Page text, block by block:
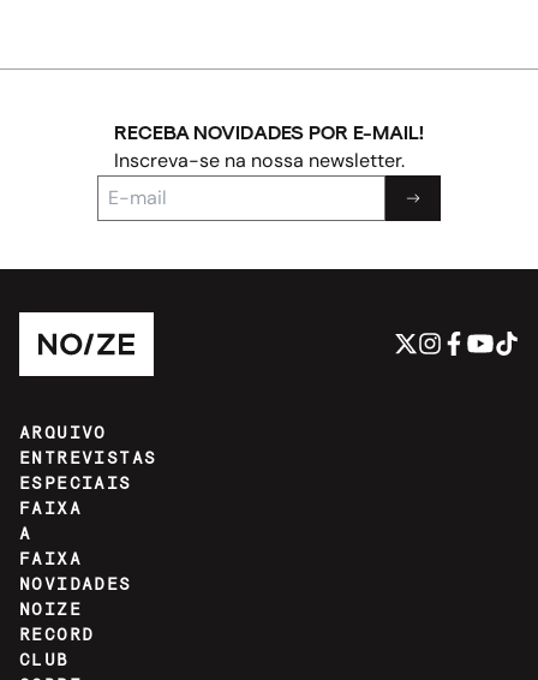
RECEBA NOVIDADES POR E-MAIL!
Inscreva-se na nossa newsletter.
ARQUIVO
ENTREVISTAS
ESPECIAIS
FAIXA
A
FAIXA
NOVIDADES
NOIZE
RECORD
CLUB